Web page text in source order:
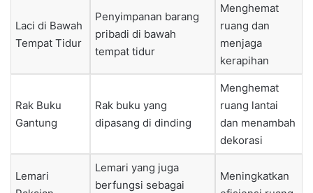
Laci di Bawah
Tempat Tidur
Penyimpanan barang
pribadi di bawah
tempat tidur
Menghemat
ruang dan
menjaga
kerapihan
Rak Buku
Gantung
Rak buku yang
dipasang di dinding
Menghemat
ruang lantai
dan menambah
dekorasi
Lemari
Lemari yang juga
berfungsi sebagai
Meningkatkan